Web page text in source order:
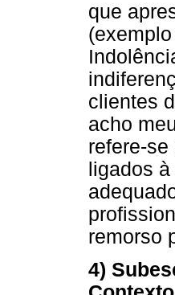
que
clientes
acho
refere-
ligados
remorso
4)